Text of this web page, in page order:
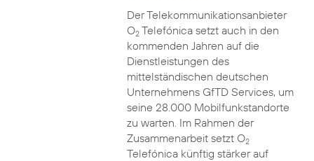
Der Telekommunikationsanbieter
O2Telefónica setzt auch in den
kommenden Jahren auf die
Dienstleistungen des
mittelständischen deutschen
Unternehmens GfTD Services, um
seine 28.000 Mobilfunkstandorte
zu warten. Im Rahmen der
Zusammenarbeit setzt O2
Telefónica künftig stärker auf